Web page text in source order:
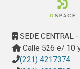
constantemente
sobre las
dificultades que se
identificación de
revisiones
SEDE CENTRAL
Calle 526 e/ 10
(221) 4217374